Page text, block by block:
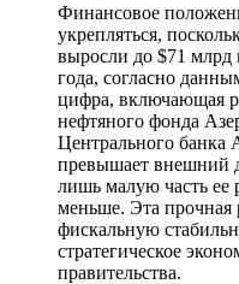
Финансовое
укрепляться,
выросли до $71 млрд
года, согласно
цифра, включающая
нефтяного фонда
Центрального банка
превышает внешний
лишь малую часть ее
меньше. Эта прочная
фискальную
стратегическое
правительства.